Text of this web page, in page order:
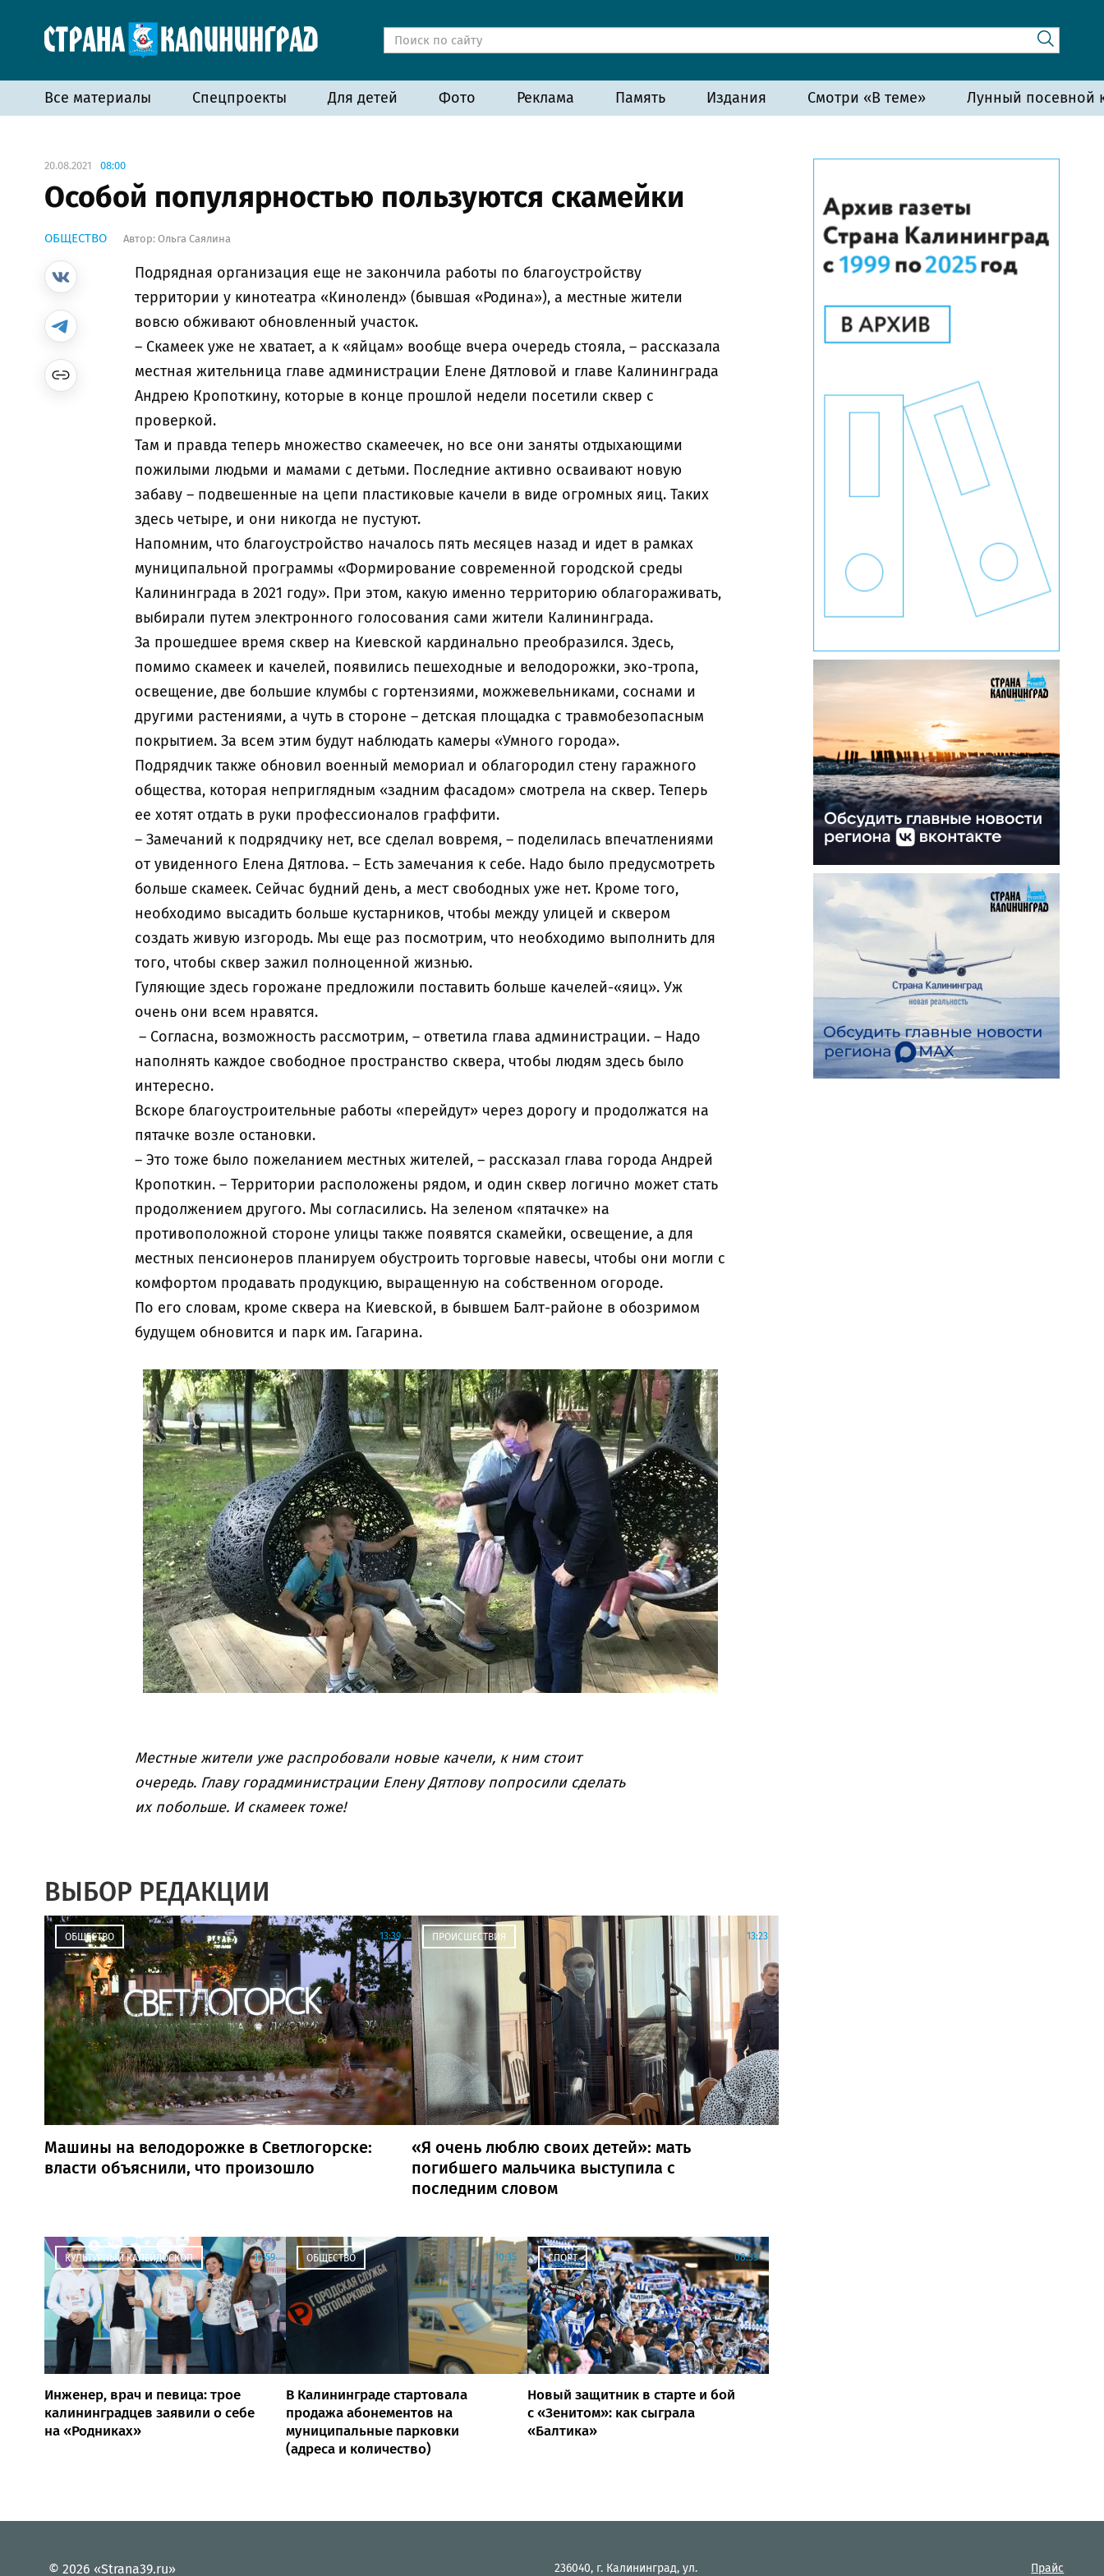
Все материалы Спецпроекты Для детей Фото Реклама Память Издания Смотри «В теме» Лунный посевной
20.08.2021 08:00
Особой популярностью пользуются скамейки
ОБЩЕСТВО Автор: Ольга Саялина
Подрядная организация еще не закончила работы по благоустройству
территории у кинотеатра «Киноленд» (бывшая «Родина»), а местные жители
вовсю обживают обновленный участок.
– Скамеек уже не хватает, а к «яйцам» вообще вчера очередь стояла, – рассказала
местная жительница главе администрации Елене Дятловой и главе Калининграда
Андрею Кропоткину, которые в конце прошлой недели посетили сквер с
проверкой.
Там и правда теперь множество скамеечек, но все они заняты отдыхающими
пожилыми людьми и мамами с детьми. Последние активно осваивают новую
забаву – подвешенные на цепи пластиковые качели в виде огромных яиц. Таких
здесь четыре, и они никогда не пустуют.
Напомним, что благоустройство началось пять месяцев назад и идет в рамках
муниципальной программы «Формирование современной городской среды
Калининграда в 2021 году». При этом, какую именно территорию облагораживать,
выбирали путем электронного голосования сами жители Калининграда.
За прошедшее время сквер на Киевской кардинально преобразился. Здесь,
помимо скамеек и качелей, появились пешеходные и велодорожки, эко-тропа,
освещение, две большие клумбы с гортензиями, можжевельниками, соснами и
другими растениями, а чуть в стороне – детская площадка с травмобезопасным
покрытием. За всем этим будут наблюдать камеры «Умного города».
Подрядчик также обновил военный мемориал и облагородил стену гаражного
общества, которая неприглядным «задним фасадом» смотрела на сквер. Теперь
ее хотят отдать в руки профессионалов граффити.
– Замечаний к подрядчику нет, все сделал вовремя, – поделилась впечатлениями
от увиденного Елена Дятлова. – Есть замечания к себе. Надо было предусмотреть
больше скамеек. Сейчас будний день, а мест свободных уже нет. Кроме того,
необходимо высадить больше кустарников, чтобы между улицей и сквером
создать живую изгородь. Мы еще раз посмотрим, что необходимо выполнить для
того, чтобы сквер зажил полноценной жизнью.
Гуляющие здесь горожане предложили поставить больше качелей-«яиц». Уж
очень они всем нравятся.
– Согласна, возможность рассмотрим, – ответила глава администрации. – Надо
наполнять каждое свободное пространство сквера, чтобы людям здесь было
интересно.
Вскоре благоустроительные работы «перейдут» через дорогу и продолжатся на
пятачке возле остановки.
– Это тоже было пожеланием местных жителей, – рассказал глава города Андрей
Кропоткин. – Территории расположены рядом, и один сквер логично может стать
продолжением другого. Мы согласились. На зеленом «пятачке» на
противоположной стороне улицы также появятся скамейки, освещение, а для
местных пенсионеров планируем обустроить торговые навесы, чтобы они могли с
комфортом продавать продукцию, выращенную на собственном огороде.
По его словам, кроме сквера на Киевской, в бывшем Балт-районе в обозримом
будущем обновится и парк им. Гагарина.
Местные жители уже распробовали новые качели, к ним стоит
очередь. Главу горадминистрации Елену Дятлову попросили сделать
их побольше. И скамеек тоже!
ВЫБОР РЕДАКЦИИ
ОБЩЕСТВО 13:39
Машины на велодорожке в Светлогорске:
власти объяснили, что произошло
ПРОИСШЕСТВИЯ 13:23
«Я очень люблю своих детей»: мать
погибшего мальчика выступила с
последним словом
КУЛЬТУРНЫЙ КАЛЕЙДОСКОП 12:59
Инженер, врач и певица: трое
калининградцев заявили о себе
на «Родниках»
ОБЩЕСТВО 10:35
В Калининграде стартовала
продажа абонементов на
муниципальные парковки
(адреса и количество)
СПОРТ 08:33
Новый защитник в старте и бой
с «Зенитом»: как сыграла
«Балтика»
© 2026 «Strana39.ru» 236040, г. Калининград, ул. Прайс